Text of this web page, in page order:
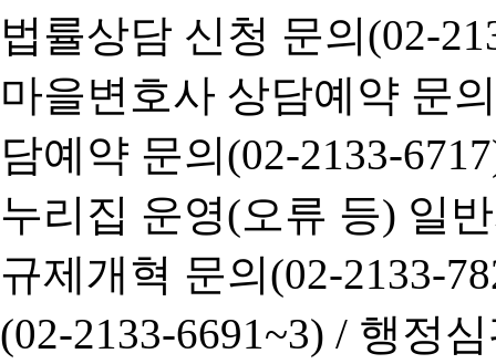
법률상담 신청 문의(02-
마을변호사 상담예약 문
담예약 문의(02-2133-
누리집 운영(오류 등) 일
규제개혁 문의(02-2133-
(02-2133-6691~3) / 행정심